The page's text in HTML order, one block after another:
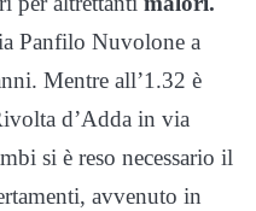
Panfilo Nuvolone a
Mentre all’1.32 è
d’Adda in via
si è reso necessario il
avvenuto in